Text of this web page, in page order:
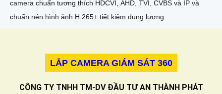
camera chuẩn tương thích HDCVI, AHD, TVI, CVBS và IP và
chuẩn nén hình ảnh H.265+ tiết kiệm dung lượng
LẮP CAMERA GIÁM SÁT 360
CÔNG TY TNHH TM-DV ĐẦU TƯ AN THÀNH PHÁT